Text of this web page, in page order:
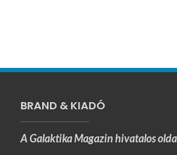
BRAND & KIADÓ
A Galaktika Magazin hivatalos